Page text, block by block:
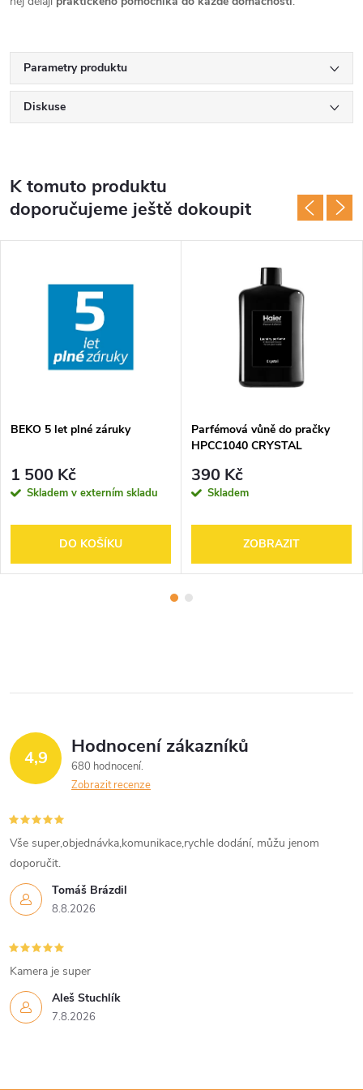
Parametry produktu
Diskuse
K tomuto produktu
doporučujeme ještě dokoupit
BEKO 5 let plné záruky
1 500 Kč
Skladem v externím skladu
DO KOŠÍKU
Parfémová vůně do pračky
HPCC1040 CRYSTAL
390 Kč
Skladem
ZOBRAZIT
4,9 Hodnocení zákazníků
680 hodnocení
Zobrazit recenze
Tomáš Brázdil
8.8.2026
Vše super,objednávka,komunikace,rychle dodání, můžu jenom
doporučit.
Aleš Stuchlík
7.8.2026
Kamera je super